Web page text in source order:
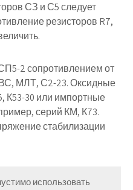
СЗ и С5 следует
резисторов R7,
2 сопротивлением от
МЛТ, С2-23. Оксидные
К53-30 или импортные
серий КМ, К73.
стабилизации
использовать